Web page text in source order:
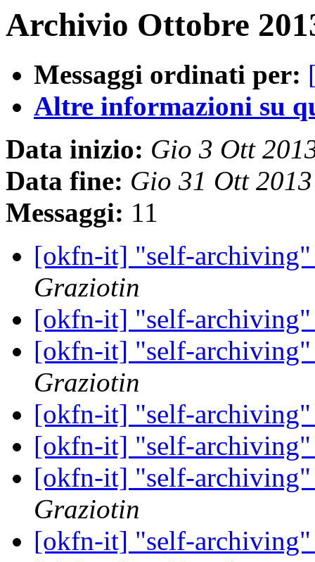
Archivio Ottobre
Messaggi ordinati per:
Altre informazioni su
Data inizio: Gio 3 Ott
Data fine: Gio 31 Ott
Messaggi: 11
[okfn-it] "self-
Graziotin
[okfn-it] "self-
[okfn-it] "self-
Graziotin
[okfn-it] "self-
[okfn-it] "self-
[okfn-it] "self-
Graziotin
[okfn-it] "self-